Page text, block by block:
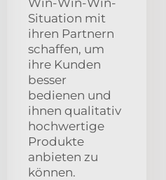
Situation mit
ihren Partnern
schaffen, um
ihre Kunden
besser
bedienen und
ihnen qualitativ
hochwertige
Produkte
anbieten zu
können.